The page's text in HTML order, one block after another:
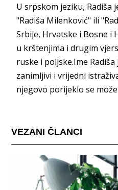
U srpskom jeziku, Radiša
"Radiša Milenković" ili
Srbije, Hrvatske i Bosne i
u krštenjima i drugim
ruske i poljske.Ime
zanimljivi i vrijedni
njegovo porijeklo se
VEZANI ČLANCI